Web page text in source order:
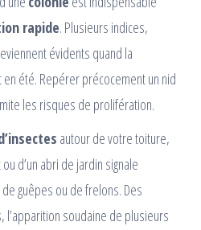
rapide. Plusieurs indices,
évidents quand la
été. Repérer précocement un nid
les risques de prolifération.
autour de votre toiture,
d’un abri de jardin signale
guêpes ou de frelons. Des
soudaine de plusieurs